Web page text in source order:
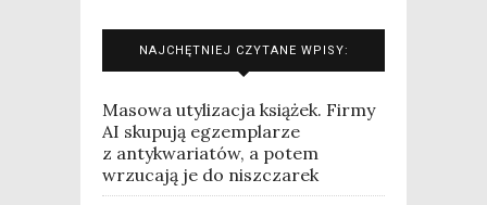
NAJCHĘTNIEJ CZYTANE WPISY:
Masowa utylizacja książek. Firmy
AI skupują egzemplarze
z antykwariatów, a potem
wrzucają je do niszczarek